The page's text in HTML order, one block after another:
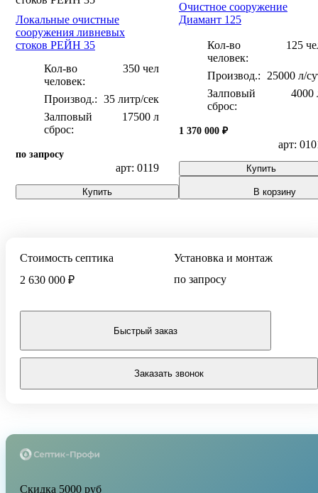
Локальные очистные
сооружения ливневых
стоков РЕЙН 35
Кол-во
человек:
350 чел
35 литр/сек
Залповый
сброс:
17500 л
по запросу
арт: 0119
Купить
Очистное сооружение
Диамант 125
Кол-во
человек:
125
25000 л/
Залповый
сброс:
4000
1 370 000 ₽
арт:
Купить
В корзину
Стоимость септика
2 630 000 ₽
Быстрый заказ
Заказать звонок
Установка и монтаж
по запросу
Скидка 5000 руб